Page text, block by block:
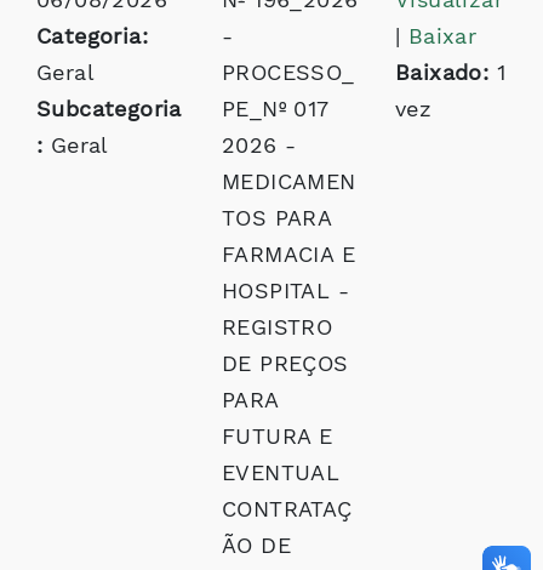
Categoria:
Geral
Subcategoria
: Geral
-
PROCESSO_
PE_Nº 017
2026 -
MEDICAMEN
TOS PARA
FARMACIA E
HOSPITAL -
REGISTRO
DE PREÇOS
PARA
FUTURA E
EVENTUAL
CONTRATAÇ
ÃO DE
| Baixar
Baixado: 1
vez